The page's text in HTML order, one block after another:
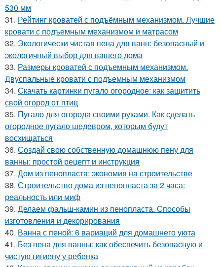
530 мм
31. Рейтинг кроватей с подъёмным механизмом. Лучшие
кровати с подъемным механизмом и матрасом
32. Экологически чистая пена для ванн: безопасный и
экологичный выбор для вашего дома
33. Размеры кроватей с подъемным механизмом.
Двуспальные кровати с подъемным механизмом
34. Скачать картинки пугало огородное: как защитить
свой огород от птиц
35. Пугало для огорода своими руками. Как сделать
огородное пугало шедевром, которым будут
восхищаться
36. Создай свою собственную домашнюю пену для
ванны: простой рецепт и инструкция
37. Дом из пенопласта: экономия на строительстве
38. Строительство дома из пенопласта за 2 часа:
реальность или миф
39. Делаем фальш-камин из пенопласта. Способы
изготовления и декорирования
40. Ванна с пеной: 6 вариаций для домашнего уюта
41. Без пена для ванны: как обеспечить безопасную и
чистую гигиену у ребенка